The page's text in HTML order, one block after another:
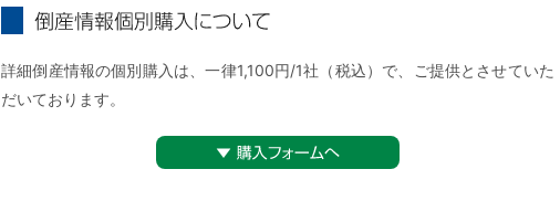
詳細倒産情報の個別購入は、一律1,100円/1社（税込）で、ご提供とさせていた
だいております。